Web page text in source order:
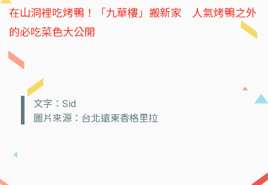
在山洞裡吃烤鴨！「九華樓」搬新家 人氣烤鴨之外
的必吃菜色大公開
文字：Sid
圖片來源：台北遠東香格里拉